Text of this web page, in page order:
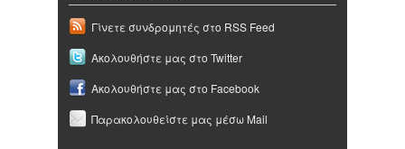
Γίνετε συνδρομητές στο RSS Feed
Ακολουθήστε μας στο Twitter
Ακολουθήστε μας στο Facebook
Παρακολουθείστε μας μέσω Mail